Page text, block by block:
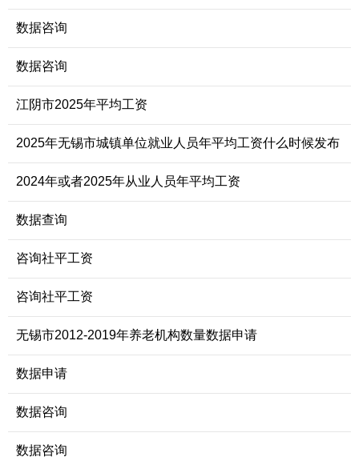
数据咨询
数据咨询
江阴市2025年平均工资
2025年无锡市城镇单位就业人员年平均工资什么时候发布
2024年或者2025年从业人员年平均工资
数据查询
咨询社平工资
咨询社平工资
无锡市2012-2019年养老机构数量数据申请
数据申请
数据咨询
数据咨询